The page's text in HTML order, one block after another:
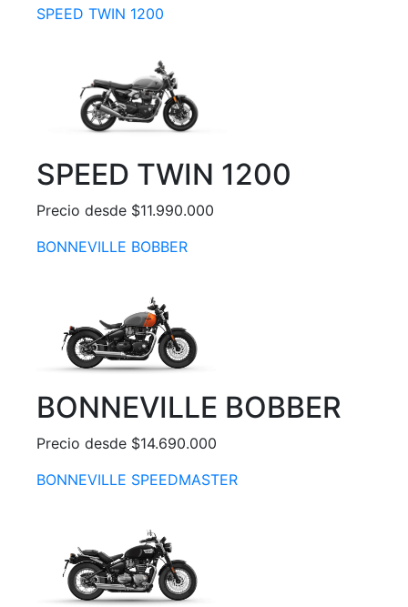
SPEED TWIN 1200
SPEED TWIN 1200
Precio desde $11.990.000
BONNEVILLE BOBBER
BONNEVILLE BOBBER
Precio desde $14.690.000
BONNEVILLE SPEEDMASTER